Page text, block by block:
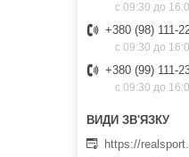
с 09:30 до
+380 (98) 111-
с 09:30 до
+380 (99) 111-
с 09:30 до
https://